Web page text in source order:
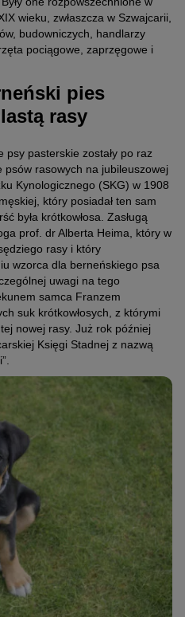
wieku, zwłaszcza w Szwajcarii,
budowniczych, handlarzy
pociągowe, zaprzęgowe i
pies
rasy
pasterskie zostały po raz
rasowych na jubileuszowej
Kynologicznego (SKG) w 1908
który posiadał ten sam
była krótkowłosa. Zasługą
prof. dr Alberta Heima, który w
rasy i który
wzorca dla berneńskiego psa
uwagi na tego
samca Franzem
suk krótkowłosych, z którymi
nowej rasy. Już rok później
Księgi Stadnej z nazwą